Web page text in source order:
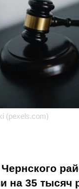
(pexels.com)
на 35 тысяч